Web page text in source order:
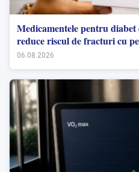
Medicamentele pentru
reduce riscul de fracturi cu
06.08.2026